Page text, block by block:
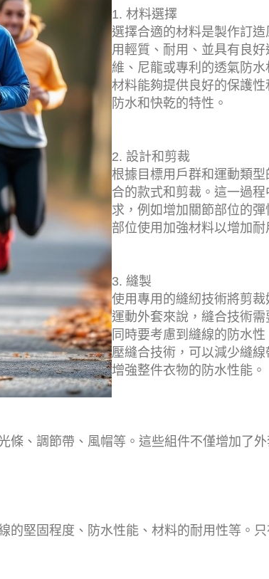
1. 材料選擇
選擇合適的材料是製作訂
用輕質、耐用、並具有良
維、尼龍或專利的透氣防
材料能夠提供良好的保護
防水和快乾的特性。
2. 設計和剪裁
根據目標用戶群和運動類
合的款式和剪裁。這一過
求，例如增加關節部位的
部位使用加強材料以增加耐
3. 縫製
使用專用的縫紉技術將剪
運動外套來說，縫合技術需
同時要考慮到縫線的防水
壓縫合技術，可以減少縫
增強整件衣物的防水性能。
、調節帶、風帽等。這些組件不僅增加了
堅固程度、防水性能、材料的耐用性等。